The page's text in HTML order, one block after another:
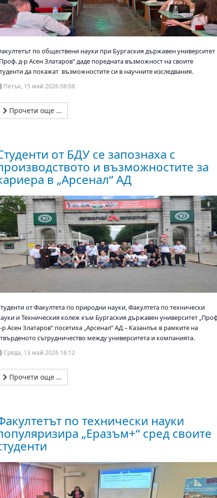
по обществени науки при Бургаския държавен университет
д-р Асен Златаров“ даде поредната възможност на своите
да покажат възможностите си в научните изследвания.
Петък, 15 май 2026 08:08
Прочети още …
от БДУ се запознаха с
и възможностите за
в „Арсенал“ АД
от Факултета по природни науки, Факултета по технически
и Техническия колеж към Бургаския държавен университет
р Асен Златаров“ посетиха „Арсенал“ АД – Казанлък в рамките на
сътрудничество между университета и компанията.
Сряда, 13 май 2026 16:12
Прочети още …
по технически науки
„Еразъм+“ сред своите